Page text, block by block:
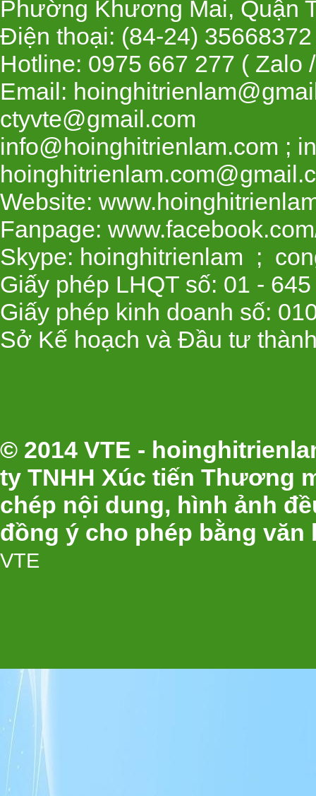
Phường Khương Mai, Quận
Điện thoại: (84-24)
Hotline: 0975 667 277 ( Zalo
Email:
ctyvte@gmail.com
info@hoinghitrienlam.com ;
Website:
Fanpage:
Skype: hoinghitrienlam ;
Giấy phép LHQT số: 01 - 645
Giấy phép kinh doanh số:
Sở Kế hoạch và Đầu tư
© 2014 VTE -
ty TNHH Xúc tiến Thương
chép nội dung, hình ảnh
đồng ý cho phép bằng văn
VTE